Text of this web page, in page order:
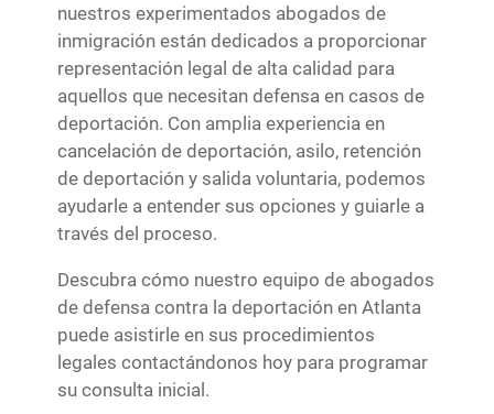
nuestros experimentados abogados de
inmigración están dedicados a proporcionar
representación legal de alta calidad para
aquellos que necesitan defensa en casos de
deportación. Con amplia experiencia en
cancelación de deportación, asilo, retención
de deportación y salida voluntaria, podemos
ayudarle a entender sus opciones y guiarle a
través del proceso.
Descubra cómo nuestro equipo de abogados
de defensa contra la deportación en Atlanta
puede asistirle en sus procedimientos
legales contactándonos hoy para programar
su consulta inicial.